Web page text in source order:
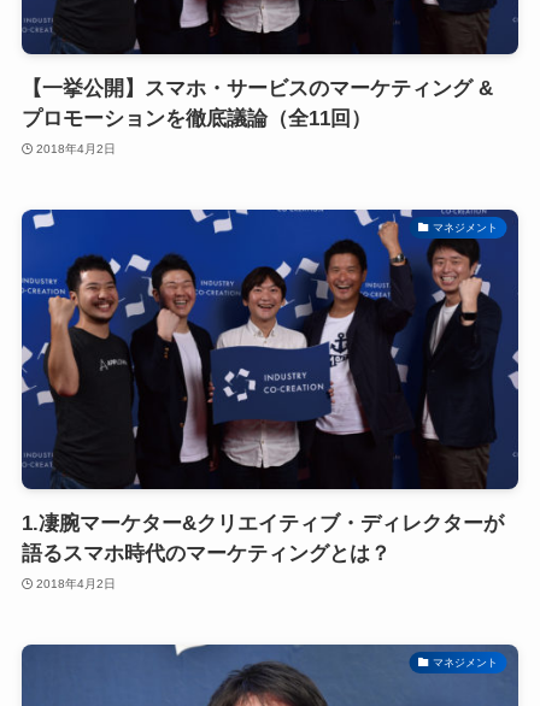
【一挙公開】スマホ・サービスのマーケティング &
プロモーションを徹底議論（全11回）
2018年4月2日
マネジメント
1.凄腕マーケター&クリエイティブ・ディレクターが
語るスマホ時代のマーケティングとは？
2018年4月2日
マネジメント